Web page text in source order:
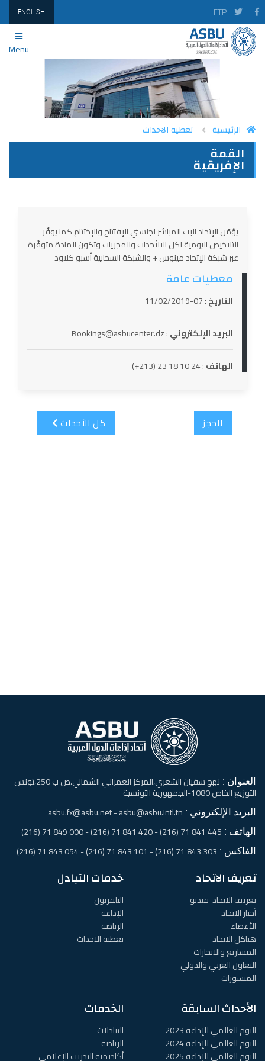
FTP
ENGLISH
Menu
الرئيسية
تغطية الاحداث
القمة
الإفريقية
يؤمّن الإتحاد البث المباشر لجلستي الإفتتاح والإختتام كما يوفّر
التلاخيص اليومية لكل الالأحداث والمجريات وتكون المادة متوفّرة
عبر شبكة الإتحاد مينوس + والشبكة السحابية أسبو كلاود
معطيات عامة
التاريخ: 07-11/02/2019
البريد الإلكتروني: Bookings@asbucenter.dz
الهاتف:
كل الأحداث للحجز
العنوان : نهج سفيان الشعري،المركز العمراني الشمالي،ص ب 250،تونس
التوزيع الخاص 1080-الجمهورية التونسية
البريد الإلكتروني : asbu.fx@asbu.net - asbu@asbu.intl.tn
الهاتف : 445 841 71 (216) - 420 841 71 (216) - 000 849 71 (216)
الفاكس : 303 843 71 (216) - 101 843 71 (216) - 054 843 71 (216)
تعريف الاتحاد
تعريف الاتحاد-فيديو
أخبار الاتحاد
الأعضاء
هياكل الاتحاد
المشاريع والانجازات
التعاون العربي والدولي
المنشورات
خدمات التبادل
التلفزيون
الإذاعة
الرياضة
تغطية الاحداث
الأحداث السابقة
اليوم العالمي للإذاعة 2023
اليوم العالمي للإذاعة 2024
اليوم العالمي للإذاعة 2025
الخدمات
التبادلات
الرياضة
أكاديمية التدريب الإعلامي